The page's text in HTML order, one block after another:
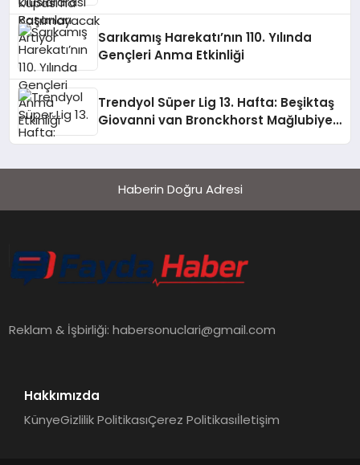
Sarıkamış Harekatı’nın 110. Yılında
Gençleri Anma Etkinliği
Trendyol Süper Lig 13. Hafta: Beşiktaş
Giovanni van Bronckhorst Mağlubiyeti
Haberin Doğru Adresi
Reklam & İşbirliği:habersonuclari@gmail.com
Hakkımızda
KünyeGizlilik PolitikasıÇerez Politikasıİletişim